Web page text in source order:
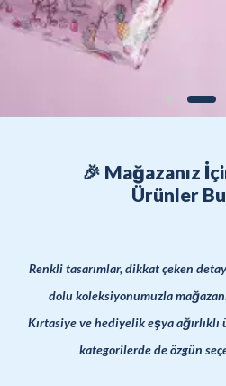
🎉 Mağazanız
Ürünler
Renkli tasarımlar, dikkat çeken
dolu koleksiyonumuzla
Kırtasiye ve hediyelik eşya ağırlıklı
kategorilerde de özgün